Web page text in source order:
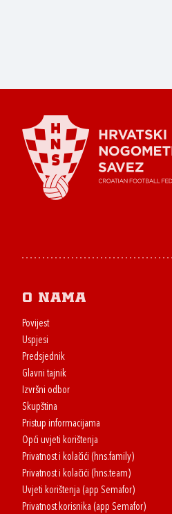
O nama
Povijest
Uspjesi
Predsjednik
Glavni tajnik
Izvršni odbor
Skupština
Pristup informacijama
Opći uvjeti korištenja
Privatnost i kolačići (hns.family)
Privatnost i kolačići (hns.team)
Uvjeti korištenja (app Semafor)
Privatnost korisnika (app Semafor)